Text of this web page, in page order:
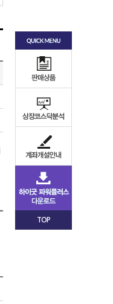
TOP